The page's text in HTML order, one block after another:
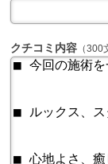
クチコミ内容 （300